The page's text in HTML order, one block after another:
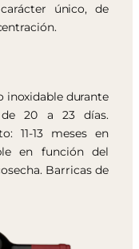
único, de
inoxidable durante
de 20 a 23 días.
11-13 meses en
en función del
Barricas de